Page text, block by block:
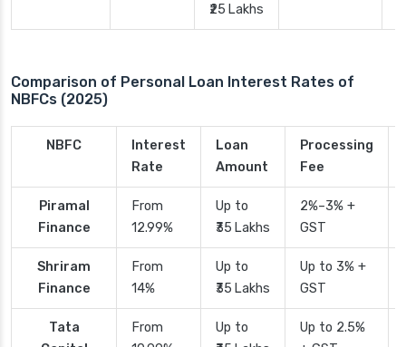
₹25 Lakhs
Comparison of Personal Loan Interest Rates of
NBFCs (2025)
NBFC
Interest
Rate
Loan
Amount
Processing
Fee
Piramal
Finance
From
12.99%
Up to
₹35 Lakhs
2%–3% +
GST
Shriram
Finance
From
14%
Up to
₹35 Lakhs
Up to 3% +
GST
Tata
From
Up to
Up to 2.5%